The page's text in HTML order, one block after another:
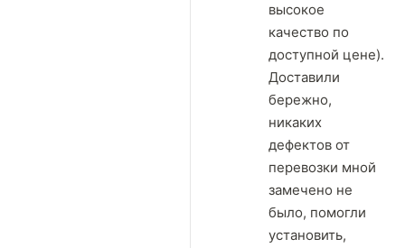
высокое
качество по
доступной цене).
Доставили
бережно,
никаких
дефектов от
перевозки мной
замечено не
было, помогли
установить,